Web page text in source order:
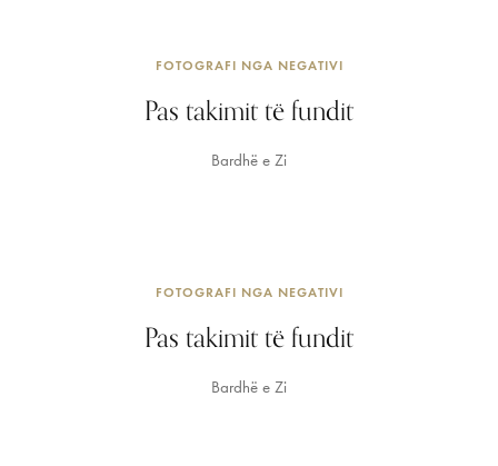
FOTOGRAFI NGA NEGATIVI
Pas takimit të fundit
Bardhë e Zi
FOTOGRAFI NGA NEGATIVI
Pas takimit të fundit
Bardhë e Zi